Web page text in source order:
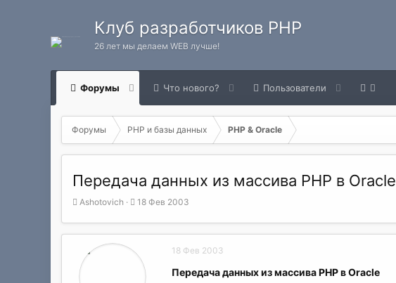
Клуб разработчиков PHP
26 лет мы делаем WEB лучше!
Форумы Что нового? Пользователи
Форумы PHP и базы данных PHP & Oracle
Передача данных из массива PHP в Oracle
А
т
т
Ashotovich
Д
т
н
18 Фев 2003
18 Фев 2003
Передача данных из массива PHP в Oracle